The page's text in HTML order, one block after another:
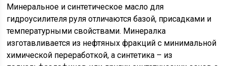
Минеральное и синтетическое масло для
гидроусилителя руля отличаются базой, присадками и
температурными свойствами. Минералка
изготавливается из нефтяных фракций с минимальной
химической переработкой, а синтетика – из